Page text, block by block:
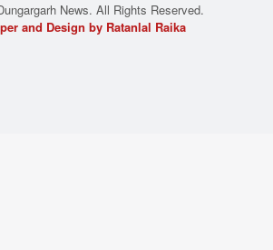
News. All Rights Reserved.
and Design by Ratanlal Raika